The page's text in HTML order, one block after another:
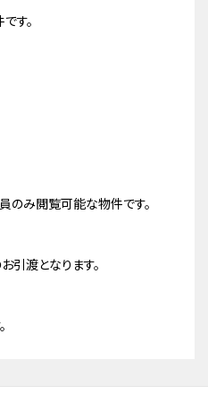
す。
のみ閲覧可能な物件です。
引渡となります。